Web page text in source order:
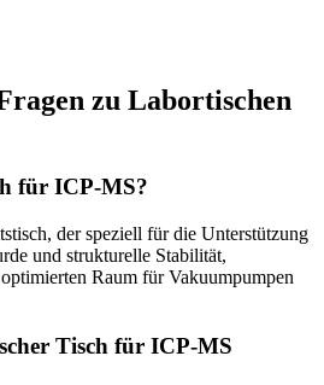
zu Labortischen
für ICP-MS?
der speziell für die Unterstützung
und strukturelle Stabilität,
Raum für Vakuumpumpen
Tisch für ICP-MS